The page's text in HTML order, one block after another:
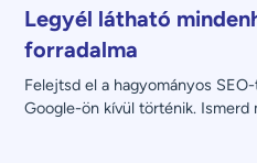
Legyél látható
forradalma
Felejtsd el a hagyományos
Google-ön kívül történik. Ismerd